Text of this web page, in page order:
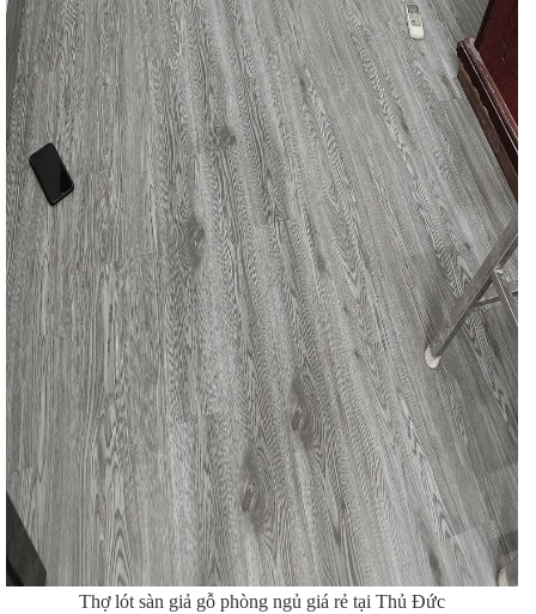
Thợ lót sàn giả gỗ phòng ngủ giá rẻ tại Thủ Đức